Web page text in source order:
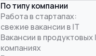
По типу компании
Работа в стартапах:
свежие вакансии в IT
Вакансии в продуктовых
компаниях